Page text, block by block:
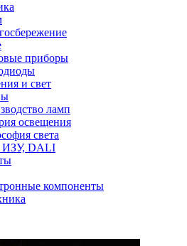
приборы
и свет
ламп
освещения
света
DALI
компоненты